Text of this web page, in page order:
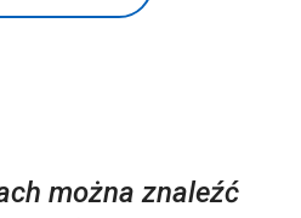
można znaleźć